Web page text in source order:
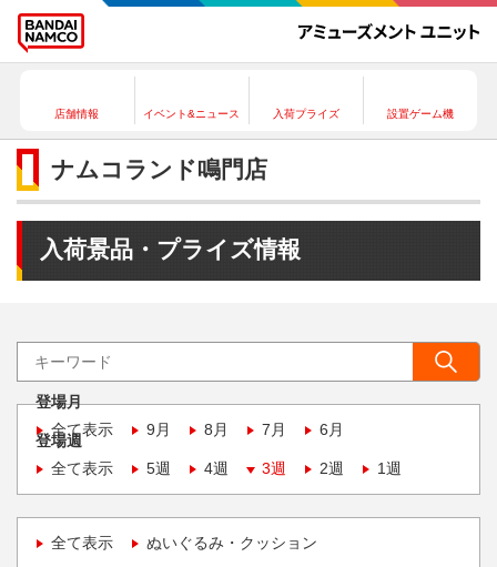
店舗情報 イベント&ニュース 入荷プライズ 設置ゲーム機
ナムコランド鳴門店
入荷景品・プライズ情報
登場月
全て表示
9月 8月 7月 6月
登場週
全て表示
5週 4週 3週 2週 1週
全て表示 ぬいぐるみ・クッション